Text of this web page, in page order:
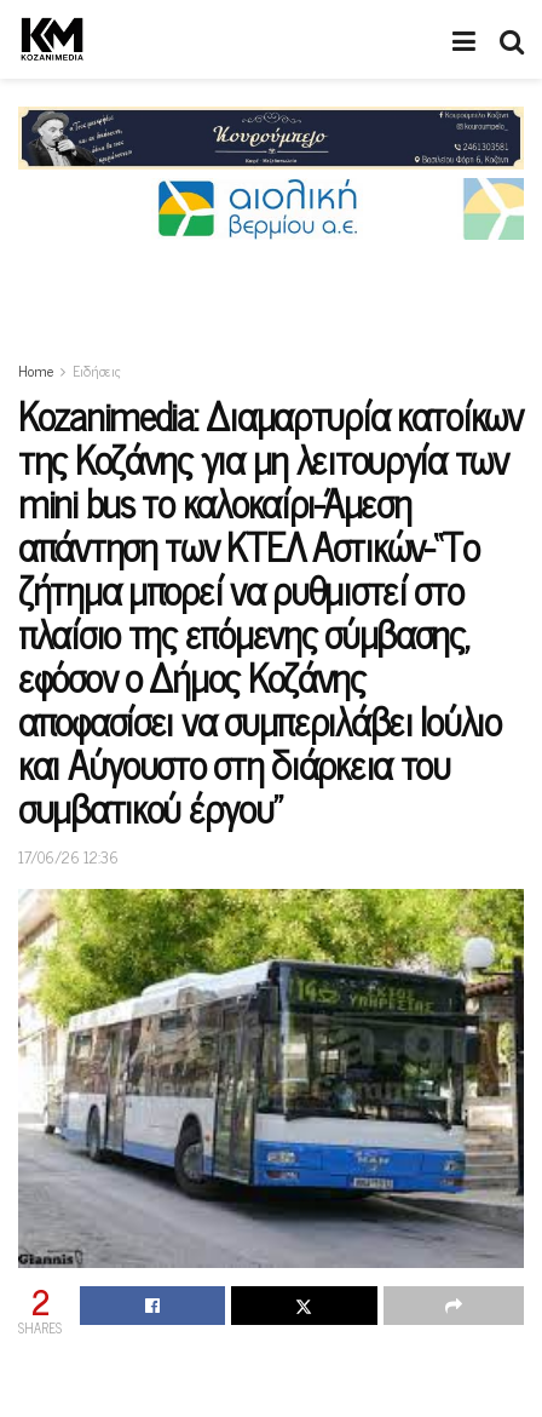
Home Ειδήσεις
Κοzanimedia: Διαμαρτυρία κατοίκων
της Κοζάνης για μη λειτουργία των
mini bus το καλοκαίρι-Άμεση
απάντηση των ΚΤΕΛ Αστικών-“Το
ζήτημα μπορεί να ρυθμιστεί στο
πλαίσιο της επόμενης σύμβασης,
εφόσον ο Δήμος Κοζάνης
αποφασίσει να συμπεριλάβει Ιούλιο
και Αύγουστο στη διάρκεια του
συμβατικού έργου”
17/06/26 12:36
2
SHARES